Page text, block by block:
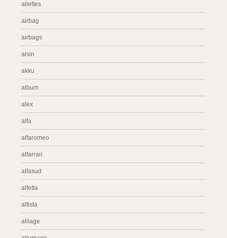
ailettes
airbag
airbags
aisin
akku
album
alex
alfa
alfaromeo
alfarrari
alfasud
alfetta
alfista
alliage